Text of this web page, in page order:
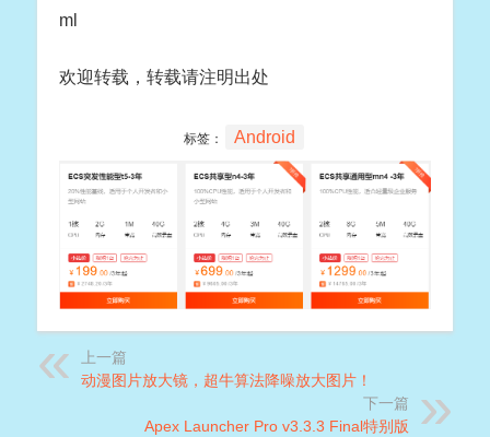
ml
欢迎转载，转载请注明出处
标签： Android
上一篇
动漫图片放大镜，超牛算法降噪放大图片！
下一篇
Apex Launcher Pro v3.3.3 Final特别版